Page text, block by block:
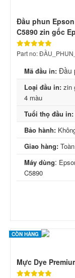
Đầu phun Epson
C5890 zin gốc
Part no:
Mã đầu in: Đầu
Loại đầu in: zin
4 màu
Tuổi thọ đầu in:
Bảo hành:
Giao hàng:
Máy dùng:
C5890
CÒN HÀNG
Mực Dye